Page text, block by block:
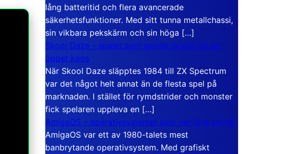
lång batteritid och flera avancerade
säkerhetsfunktioner. Med sitt tunna metallchassi,
sin vikbara pekskärm och sin höga […]
Skool Daze – spelet som gjorde skolan till ett
öppet kaos
När Skool Daze släpptes 1984 till ZX Spectrum
var det något helt annat än de flesta spel på
marknaden. I stället för rymdstrider och monster
fick spelaren uppleva en […]
AmigaOS – operativsystemet som var före sin tid
AmigaOS var ett av 1980-talets mest
banbrytande operativsystem. Med grafiskt